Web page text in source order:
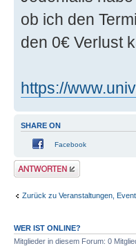
ob ich den
den 0€ Verlust
https://
SHARE ON
Facebook
Antwort erstellen
Zurück zu Veranstaltungen,
WER IST ONLINE?
Mitglieder in diesem Forum: 0